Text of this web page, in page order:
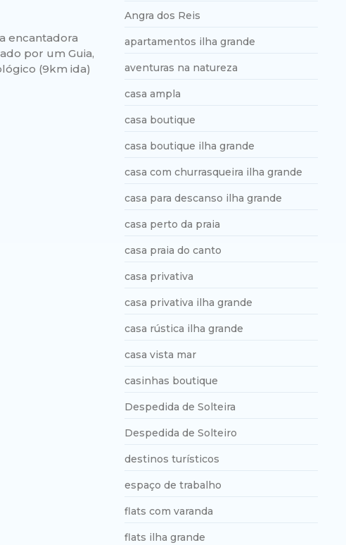
encantadora
por um Guia,
(9km ida)
Angra dos Reis
apartamentos ilha grande
aventuras na natureza
casa ampla
casa boutique
casa boutique ilha grande
casa com churrasqueira ilha grande
casa para descanso ilha grande
casa perto da praia
casa praia do canto
casa privativa
casa privativa ilha grande
casa rústica ilha grande
casa vista mar
casinhas boutique
Despedida de Solteira
Despedida de Solteiro
destinos turísticos
espaço de trabalho
flats com varanda
flats ilha grande